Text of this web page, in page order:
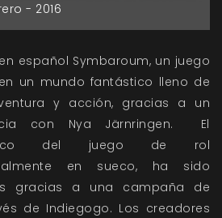
- 2016
español Symbaroum, un juego
un mundo fantástico lleno de
y acción, gracias a un
con Nya Järnringen. El
del juego de rol
en sueco, ha sido
gracias a una campaña de
de Indiegogo. Los creadores